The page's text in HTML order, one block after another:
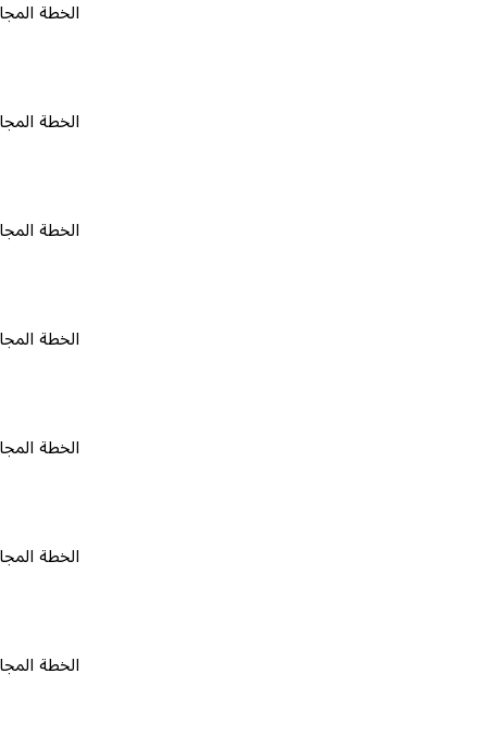
الخطة المجانية ٠
الخطة المجانية ٠
الخطة المجانية ٠
الخطة المجانية ٠
الخطة المجانية ٠
الخطة المجانية ٠
الخطة المجانية ٠